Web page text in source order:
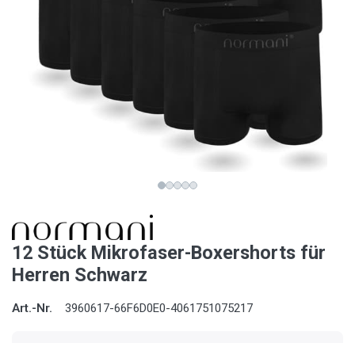
12 Stück Mikrofaser-Boxershorts für
Herren Schwarz
Art.-Nr. 3960617-66F6D0E0-4061751075217